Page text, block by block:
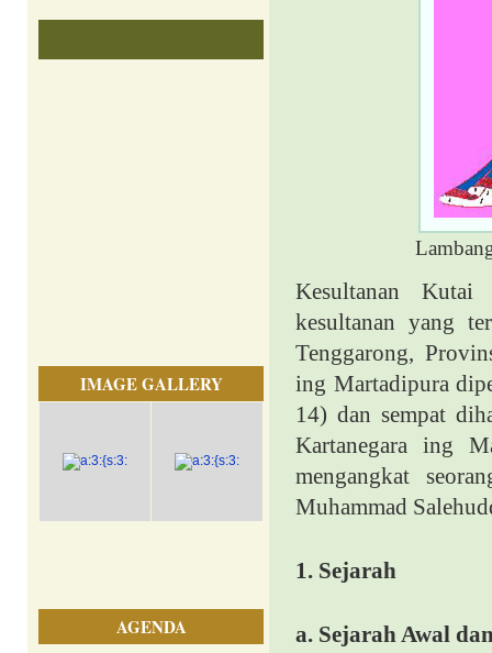
IMAGE GALLERY
AGENDA
Kesultanan Kutai
kesultanan yang
Tenggarong,
ing Martadipura
14) dan sempat
Kartanegara ing
mengangkat
Muhammad
1. Sejarah
a. Sejarah Awal